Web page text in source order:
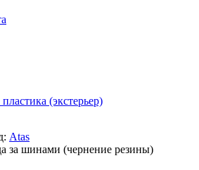
(экстерьер)
Atas
за шинами (чернение резины)